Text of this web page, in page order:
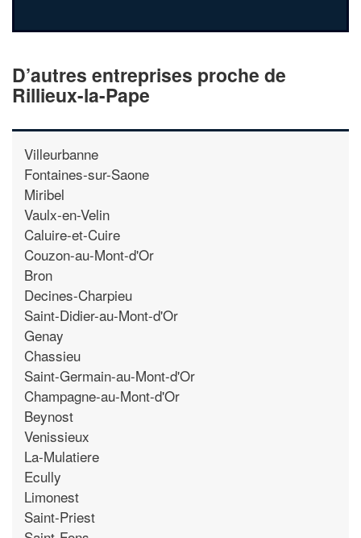
D’autres entreprises proche de
Rillieux-la-Pape
Villeurbanne
Fontaines-sur-Saone
Miribel
Vaulx-en-Velin
Caluire-et-Cuire
Couzon-au-Mont-d'Or
Bron
Decines-Charpieu
Saint-Didier-au-Mont-d'Or
Genay
Chassieu
Saint-Germain-au-Mont-d'Or
Champagne-au-Mont-d'Or
Beynost
Venissieux
La-Mulatiere
Ecully
Limonest
Saint-Priest